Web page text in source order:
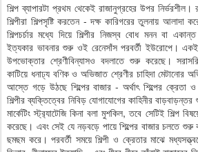
শিল্প ব্যাপারটা প্রথম থেকেই রাজানুগ্রহের উপর
শিল্পীরা শিল্পসৃষ্টি করতেন - দক্ষ কারিগরের তুলনায় আলাদা
শিল্পচর্চার মধ্যে দিয়ে শিল্পীর নিজস্ব বোধ মনন বা
ইত্যকার ভাবনার শুরু ওই রেনেসাঁস পরবর্তী ইউরোপে।
উপভোক্তার শ্রেণীবিন্যাসও বদলাতে শুরু করেছে।
কাটিয়ে ধনাঢ্য বণিক ও অভিজাত শ্রেণীর চাহিদা
আস্তে গড়ে উঠছে শিল্পের বাজার - অর্থাৎ শিল্পের ক্রেতা ও
শিল্পীর ব্যক্তিত্বের নিবিড় যোগাযোগের কাহিনীর
মার্কেটিং স্ট্র‍্যাটেজি কিনা বলা মুশকিল, তবে সেটিই শিল্প
করেছে। এবং সেই যে নড়বড়ে পায়ে শিল্পের বাজার চলতে
ছমছম করে। পরবর্তী সময়ে শিল্পী ও ক্রেতার মাঝে